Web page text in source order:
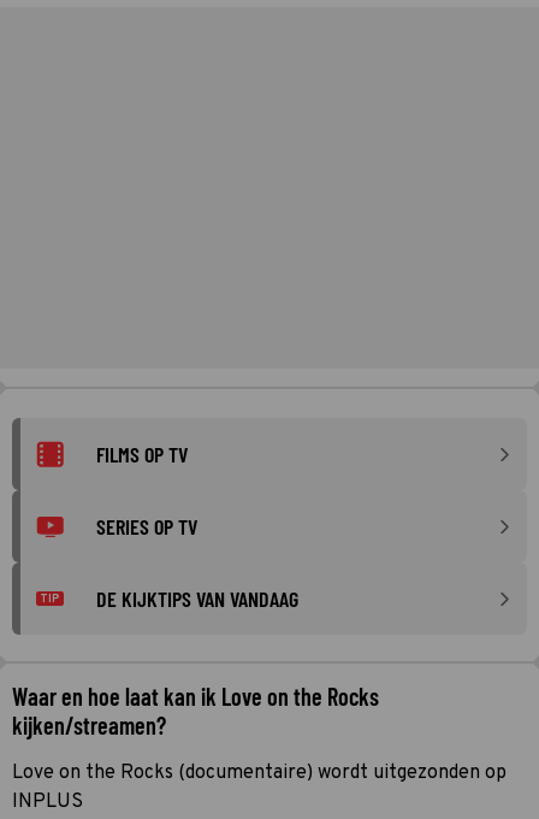
FILMS OP TV
SERIES OP TV
TIP DE KIJKTIPS VAN VANDAAG
Waar en hoe laat kan ik Love on the Rocks
kijken/streamen?
Love on the Rocks (documentaire) wordt uitgezonden op
INPLUS